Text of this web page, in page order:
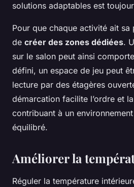
solutions adaptables est
Pour que chaque activité ait
de créer des zones dédiées.
sur le salon peut ainsi
défini, un espace de jeu peut
lecture par des étagères
démarcation facilite l’ordre et
contribuant à un
équilibré.
Améliorer la
Réguler la température